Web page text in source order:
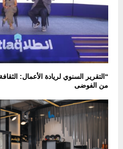
“التقرير السنوي لريادة الأعمال:
من الفوضى